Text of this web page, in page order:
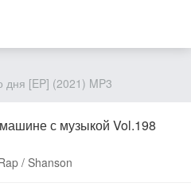
дня [EP] (2021) MP3
с музыкой Vol.198
/ Shanson